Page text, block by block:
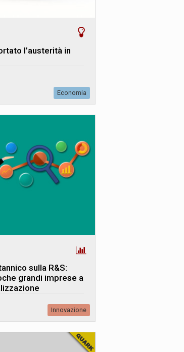
l’austerità in
Economia
sulla R&S:
grandi imprese a
Innovazione